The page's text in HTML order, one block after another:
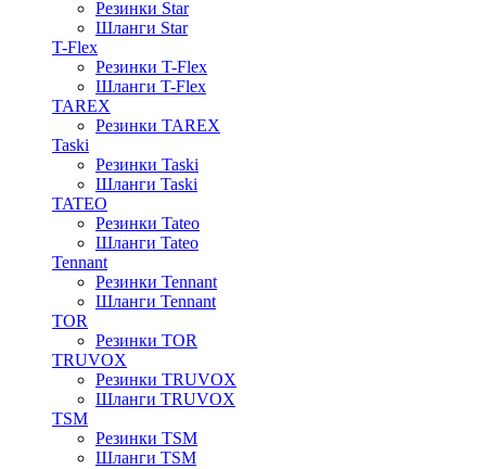
Резинки Star
Шланги Star
T-Flex
Резинки T-Flex
Шланги T-Flex
TAREX
Резинки TAREX
Taski
Резинки Taski
Шланги Taski
TATEO
Резинки Tateo
Шланги Tateo
Tennant
Резинки Tennant
Шланги Tennant
TOR
Резинки TOR
TRUVOX
Резинки TRUVOX
Шланги TRUVOX
TSM
Резинки TSM
Шланги TSM